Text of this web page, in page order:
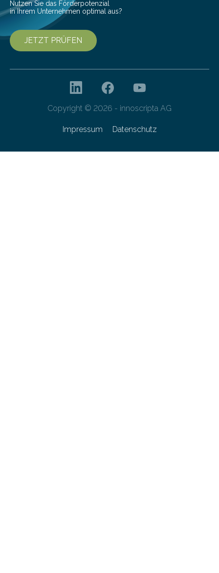
Nutzen Sie das Förderpotenzial
in Ihrem Unternehmen optimal aus?
JETZT PRÜFEN
Copyright © 2026 - innoscripta AG
Impressum Datenschutz